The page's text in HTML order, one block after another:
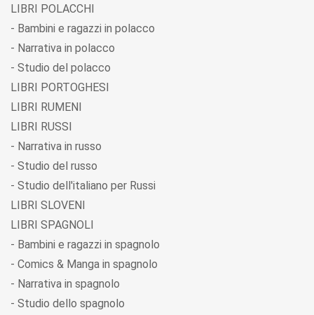
LIBRI POLACCHI
- Bambini e ragazzi in polacco
- Narrativa in polacco
- Studio del polacco
LIBRI PORTOGHESI
LIBRI RUMENI
LIBRI RUSSI
- Narrativa in russo
- Studio del russo
- Studio dell'italiano per Russi
LIBRI SLOVENI
LIBRI SPAGNOLI
- Bambini e ragazzi in spagnolo
- Comics & Manga in spagnolo
- Narrativa in spagnolo
- Studio dello spagnolo